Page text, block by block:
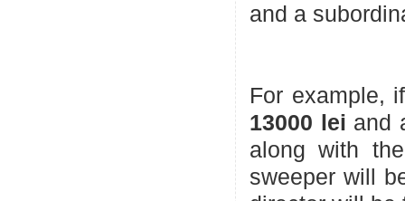
and a
For example,
13000 lei and
along with
sweeper will